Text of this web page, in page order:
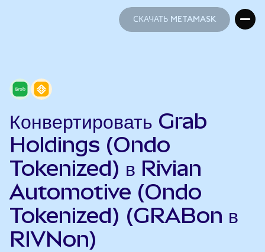
СКАЧАТЬ METAMASK
Конвертировать Grab
Holdings (Ondo
Tokenized) в Rivian
Automotive (Ondo
Tokenized) (GRABon в
RIVNon)